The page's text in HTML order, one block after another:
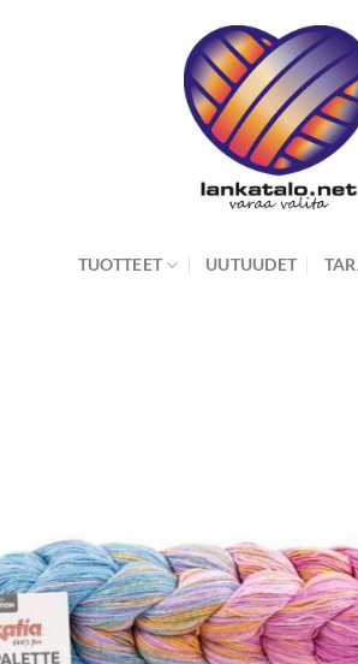
TUOTTEET UUTUUDET